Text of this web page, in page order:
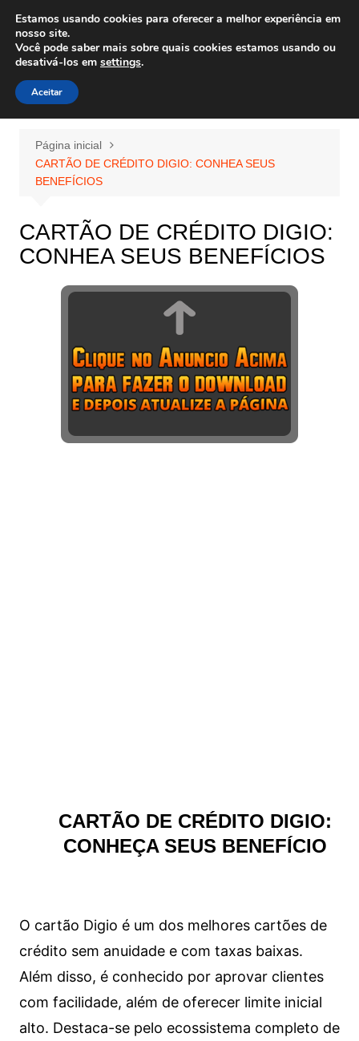
para
conteúdo
Wiley Wales
corais algas e vida marinha
Página inicial
CARTÃO DE CRÉDITO DIGIO: CONHEA SEUS
BENEFÍCIOS
CARTÃO DE CRÉDITO DIGIO:
CONHEA SEUS BENEFÍCIOS
CARTÃO DE CRÉDITO DIGIO:
CONHEÇA SEUS BENEFÍCIO
O cartão Digio é um dos melhores cartões de
crédito sem anuidade e com taxas baixas.
Além disso, é conhecido por aprovar clientes
com facilidade, além de oferecer limite inicial
alto. Destaca-se pelo ecossistema completo de
Estamos usando cookies para oferecer a melhor experiência em
nosso site.
Você pode saber mais sobre quais cookies estamos usando ou
desativá-los em settings.
Aceitar